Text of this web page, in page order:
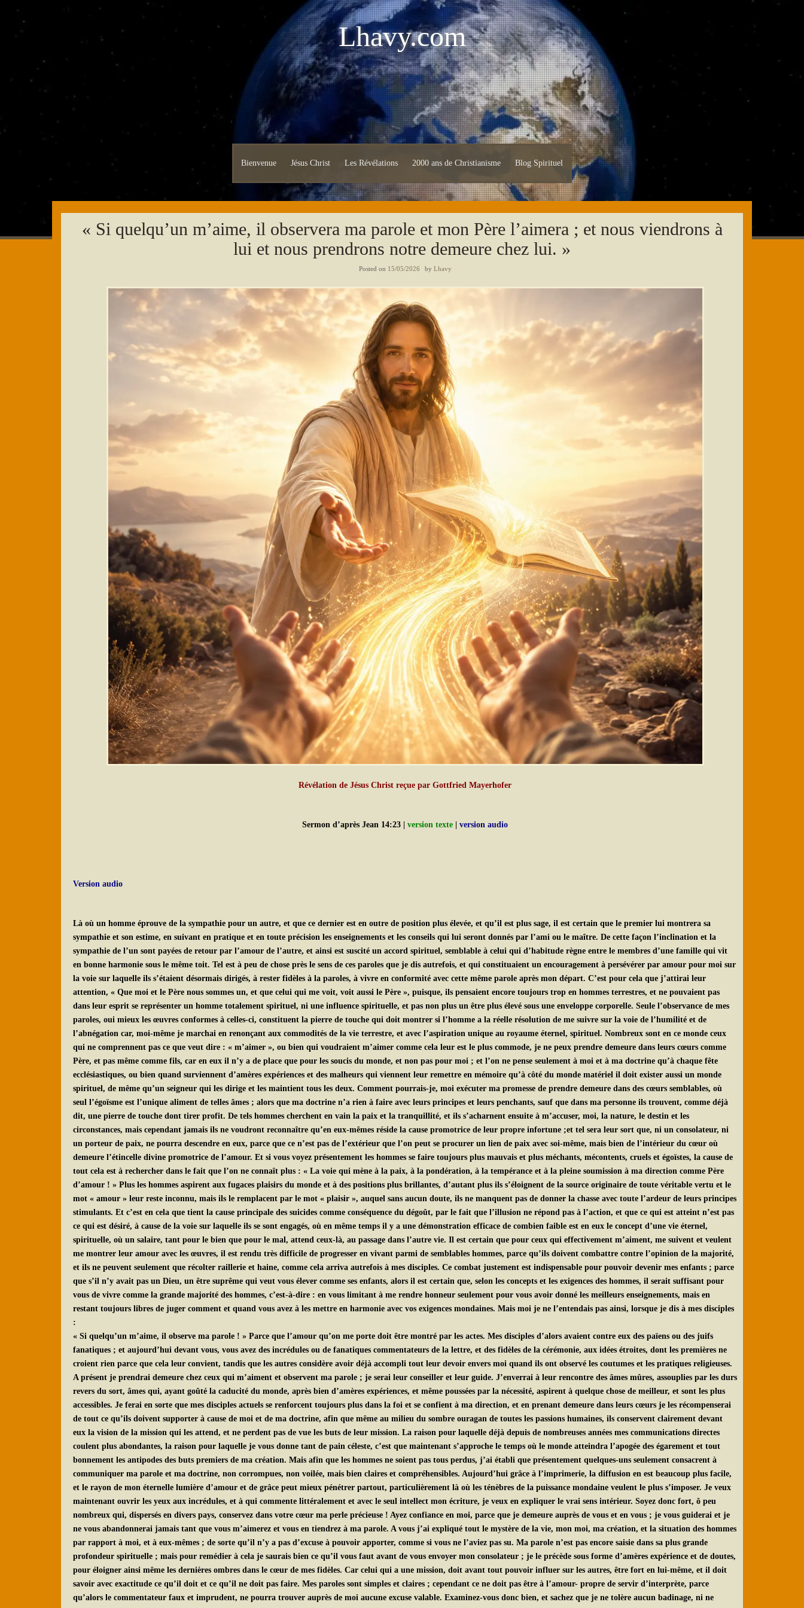
Lhavy.com
Bienvenue Jésus Christ Les Révélations 2000 ans de Christianisme Blog Spirituel
« Si quelqu’un m’aime, il observera ma parole et mon Père l’aimera ; et nous viendrons à
lui et nous prendrons notre demeure chez lui. »
Posted on 15/05/2026 by Lhavy
Révélation de Jésus Christ reçue par Gottfried Mayerhofer
Sermon d’après Jean 14:23 | version texte | version audio
Version audio
Là où un homme éprouve de la sympathie pour un autre, et que ce dernier est en outre de position plus élevée, et qu’il est plus sage, il est certain que le premier lui montrera sa
sympathie et son estime, en suivant en pratique et en toute précision les enseignements et les conseils qui lui seront donnés par l’ami ou le maître. De cette façon l’inclination et la
sympathie de l’un sont payées de retour par l’amour de l’autre, et ainsi est suscité un accord spirituel, semblable à celui qui d’habitude règne entre le membres d’une famille qui vit
en bonne harmonie sous le même toit. Tel est à peu de chose près le sens de ces paroles que je dis autrefois, et qui constituaient un encouragement à persévérer par amour pour moi sur
la voie sur laquelle ils s’étaient désormais dirigés, à rester fidèles à la paroles, à vivre en conformité avec cette même parole après mon départ. C’est pour cela que j’attirai leur
attention, « Que moi et le Père nous sommes un, et que celui qui me voit, voit aussi le Père », puisque, ils pensaient encore toujours trop en hommes terrestres, et ne pouvaient pas
dans leur esprit se représenter un homme totalement spirituel, ni une influence spirituelle, et pas non plus un être plus élevé sous une enveloppe corporelle. Seule l’observance de mes
paroles, oui mieux les œuvres conformes à celles-ci, constituent la pierre de touche qui doit montrer si l’homme a la réelle résolution de me suivre sur la voie de l’humilité et de
l’abnégation car, moi-même je marchai en renonçant aux commodités de la vie terrestre, et avec l’aspiration unique au royaume éternel, spirituel. Nombreux sont en ce monde ceux
qui ne comprennent pas ce que veut dire : « m’aimer », ou bien qui voudraient m’aimer comme cela leur est le plus commode, je ne peux prendre demeure dans leurs cœurs comme
Père, et pas même comme fils, car en eux il n’y a de place que pour les soucis du monde, et non pas pour moi ; et l’on ne pense seulement à moi et à ma doctrine qu’à chaque fête
ecclésiastiques, ou bien quand surviennent d’amères expériences et des malheurs qui viennent leur remettre en mémoire qu’à côté du monde matériel il doit exister aussi un monde
spirituel, de même qu’un seigneur qui les dirige et les maintient tous les deux. Comment pourrais-je, moi exécuter ma promesse de prendre demeure dans des cœurs semblables, où
seul l’égoïsme est l’unique aliment de telles âmes ; alors que ma doctrine n’a rien à faire avec leurs principes et leurs penchants, sauf que dans ma personne ils trouvent, comme déjà
dit, une pierre de touche dont tirer profit. De tels hommes cherchent en vain la paix et la tranquillité, et ils s’acharnent ensuite à m’accuser, moi, la nature, le destin et les
circonstances, mais cependant jamais ils ne voudront reconnaître qu’en eux-mêmes réside la cause promotrice de leur propre infortune ;et tel sera leur sort que, ni un consolateur, ni
un porteur de paix, ne pourra descendre en eux, parce que ce n’est pas de l’extérieur que l’on peut se procurer un lien de paix avec soi-même, mais bien de l’intérieur du cœur où
demeure l’étincelle divine promotrice de l’amour. Et si vous voyez présentement les hommes se faire toujours plus mauvais et plus méchants, mécontents, cruels et égoïstes, la cause de
tout cela est à rechercher dans le fait que l’on ne connaît plus : « La voie qui mène à la paix, à la pondération, à la tempérance et à la pleine soumission à ma direction comme Père
d’amour ! » Plus les hommes aspirent aux fugaces plaisirs du monde et à des positions plus brillantes, d’autant plus ils s’éloignent de la source originaire de toute véritable vertu et le
mot « amour » leur reste inconnu, mais ils le remplacent par le mot « plaisir », auquel sans aucun doute, ils ne manquent pas de donner la chasse avec toute l’ardeur de leurs principes
stimulants. Et c’est en cela que tient la cause principale des suicides comme conséquence du dégoût, par le fait que l’illusion ne répond pas à l’action, et que ce qui est atteint n’est pas
ce qui est désiré, à cause de la voie sur laquelle ils se sont engagés, où en même temps il y a une démonstration efficace de combien faible est en eux le concept d’une vie éternel,
spirituelle, où un salaire, tant pour le bien que pour le mal, attend ceux-là, au passage dans l’autre vie. Il est certain que pour ceux qui effectivement m’aiment, me suivent et veulent
me montrer leur amour avec les œuvres, il est rendu très difficile de progresser en vivant parmi de semblables hommes, parce qu’ils doivent combattre contre l’opinion de la majorité,
et ils ne peuvent seulement que récolter raillerie et haine, comme cela arriva autrefois à mes disciples. Ce combat justement est indispensable pour pouvoir devenir mes enfants ; parce
que s’il n’y avait pas un Dieu, un être suprême qui veut vous élever comme ses enfants, alors il est certain que, selon les concepts et les exigences des hommes, il serait suffisant pour
vous de vivre comme la grande majorité des hommes, c’est-à-dire : en vous limitant à me rendre honneur seulement pour vous avoir donné les meilleurs enseignements, mais en
restant toujours libres de juger comment et quand vous avez à les mettre en harmonie avec vos exigences mondaines. Mais moi je ne l’entendais pas ainsi, lorsque je dis à mes disciples
:
« Si quelqu’un m’aime, il observe ma parole ! » Parce que l’amour qu’on me porte doit être montré par les actes. Mes disciples d’alors avaient contre eux des païens ou des juifs
fanatiques ; et aujourd’hui devant vous, vous avez des incrédules ou de fanatiques commentateurs de la lettre, et des fidèles de la cérémonie, aux idées étroites, dont les premières ne
croient rien parce que cela leur convient, tandis que les autres considère avoir déjà accompli tout leur devoir envers moi quand ils ont observé les coutumes et les pratiques religieuses.
A présent je prendrai demeure chez ceux qui m’aiment et observent ma parole ; je serai leur conseiller et leur guide. J’enverrai à leur rencontre des âmes mûres, assouplies par les durs
revers du sort, âmes qui, ayant goûté la caducité du monde, après bien d’amères expériences, et même poussées par la nécessité, aspirent à quelque chose de meilleur, et sont les plus
accessibles. Je ferai en sorte que mes disciples actuels se renforcent toujours plus dans la foi et se confient à ma direction, et en prenant demeure dans leurs cœurs je les récompenserai
de tout ce qu’ils doivent supporter à cause de moi et de ma doctrine, afin que même au milieu du sombre ouragan de toutes les passions humaines, ils conservent clairement devant
eux la vision de la mission qui les attend, et ne perdent pas de vue les buts de leur mission. La raison pour laquelle déjà depuis de nombreuses années mes communications directes
coulent plus abondantes, la raison pour laquelle je vous donne tant de pain céleste, c’est que maintenant s’approche le temps où le monde atteindra l’apogée des égarement et tout
bonnement les antipodes des buts premiers de ma création. Mais afin que les hommes ne soient pas tous perdus, j’ai établi que présentement quelques-uns seulement consacrent à
communiquer ma parole et ma doctrine, non corrompues, non voilée, mais bien claires et compréhensibles. Aujourd’hui grâce à l’imprimerie, la diffusion en est beaucoup plus facile,
et le rayon de mon éternelle lumière d’amour et de grâce peut mieux pénétrer partout, particulièrement là où les ténèbres de la puissance mondaine veulent le plus s’imposer. Je veux
maintenant ouvrir les yeux aux incrédules, et à qui commente littéralement et avec le seul intellect mon écriture, je veux en expliquer le vrai sens intérieur. Soyez donc fort, ô peu
nombreux qui, dispersés en divers pays, conservez dans votre cœur ma perle précieuse ! Ayez confiance en moi, parce que je demeure auprès de vous et en vous ; je vous guiderai et je
ne vous abandonnerai jamais tant que vous m’aimerez et vous en tiendrez à ma parole. A vous j’ai expliqué tout le mystère de la vie, mon moi, ma création, et la situation des hommes
par rapport à moi, et à eux-mêmes ; de sorte qu’il n’y a pas d’excuse à pouvoir apporter, comme si vous ne l’aviez pas su. Ma parole n’est pas encore saisie dans sa plus grande
profondeur spirituelle ; mais pour remédier à cela je saurais bien ce qu’il vous faut avant de vous envoyer mon consolateur ; je le précède sous forme d’amères expérience et de doutes,
pour éloigner ainsi même les dernières ombres dans le cœur de mes fidèles. Car celui qui a une mission, doit avant tout pouvoir influer sur les autres, être fort en lui-même, et il doit
savoir avec exactitude ce qu’il doit et ce qu’il ne doit pas faire. Mes paroles sont simples et claires ; cependant ce ne doit pas être à l’amour- propre de servir d’interprète, parce
qu’alors le commentateur faux et imprudent, ne pourra trouver auprès de moi aucune excuse valable. Examinez-vous donc bien, et sachez que je ne tolère aucun badinage, ni ne